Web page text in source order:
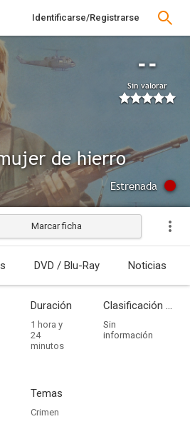
Identificarse/Registrarse
--
Sin valorar
de hierro
Estrenada
Marcar ficha
DVD / Blu-Ray Noticias
Duración
1 hora y
24
minutos
Clasificación por edades
Sin
información
Temas
Crimen